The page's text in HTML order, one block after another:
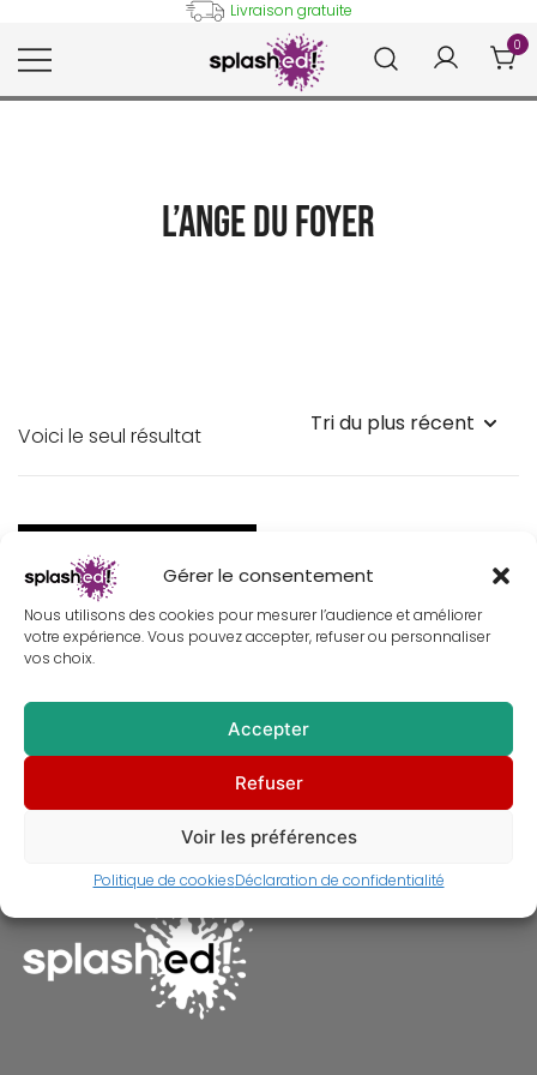
Gérer le consentement
Nous utilisons des cookies pour mesurer l’audience et améliorer
votre expérience. Vous pouvez accepter, refuser ou personnaliser
vos choix.
Accepter
Refuser
Voir les préférences
Politique de cookiesDéclaration de confidentialité
to
content
Livraison gratuite
0
L’Ange du foyer
Voici le seul résultat
Tableau L’Ange du foyer – Max
30,00 €